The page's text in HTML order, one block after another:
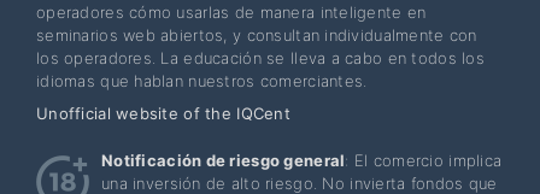
operadores cómo usarlas de manera inteligente en
seminarios web abiertos, y consultan individualmente con
los operadores. La educación se lleva a cabo en todos los
idiomas que hablan nuestros comerciantes.
Unofficial website of the IQCent
Notificación de riesgo general: El comercio implica
una inversión de alto riesgo. No invierta fondos que